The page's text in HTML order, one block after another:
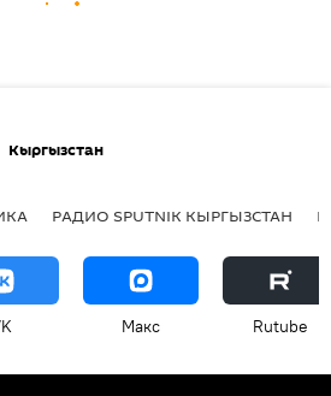
Кыргызстан
РАДИО SPUTNIK КЫРГЫЗСТАН
Макс Rutube